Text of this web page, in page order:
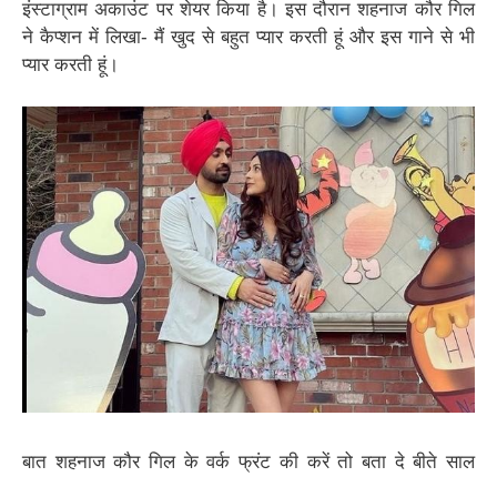
इंस्टाग्राम अकाउंट पर शेयर किया है। इस दौरान शहनाज कौर गिल
ने कैप्शन में लिखा- मैं खुद से बहुत प्यार करती हूं और इस गाने से भी
प्यार करती हूं।
बात शहनाज कौर गिल के वर्क फ्रंट की करें तो बता दे बीते साल